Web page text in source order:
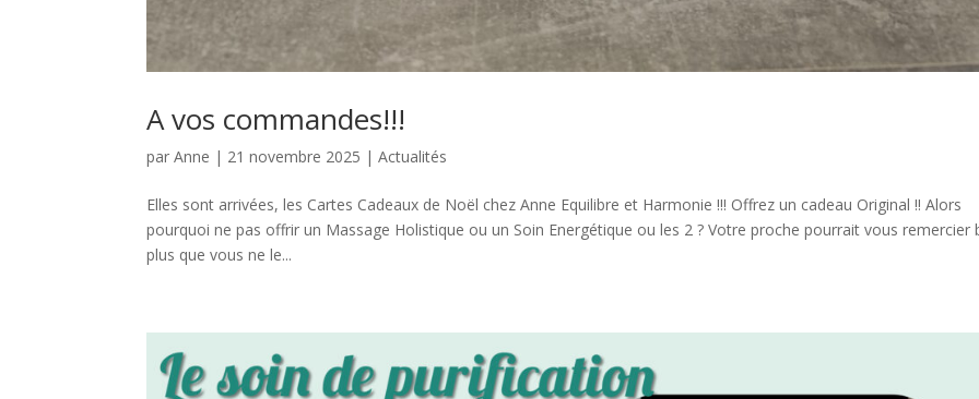
A vos commandes!!!
parAnne | 21 novembre 2025 |Actualités
Elles sont arrivées, les Cartes Cadeaux de Noël chez Anne Equilibre et Harmonie !!! Offrez un cadeau Original !! Alors
pourquoi ne pas offrir un Massage Holistique ou un Soin Energétique ou les 2 ? Votre proche pourrait vous remercier
plus que vous ne le...